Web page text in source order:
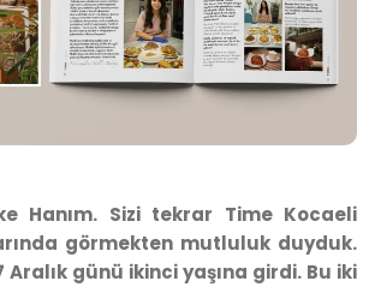
Hanım. Sizi tekrar Time Kocaeli
görmekten mutluluk duyduk.
Aralık günü ikinci yaşına girdi. Bu iki